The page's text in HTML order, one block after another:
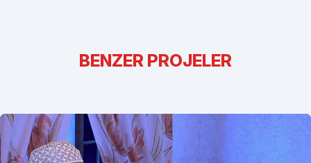
BENZER PROJELER